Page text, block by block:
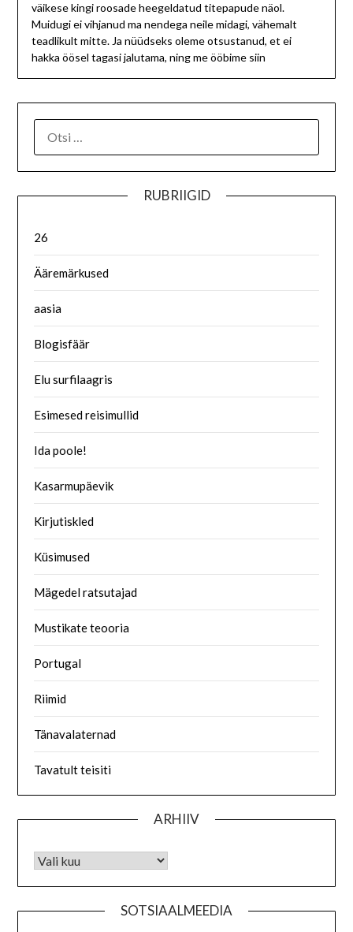
väikese kingi roosade heegeldatud titepapude näol.
Muidugi ei vihjanud ma nendega neile midagi, vähemalt
teadlikult mitte. Ja nüüdseks oleme otsustanud, et ei
hakka öösel tagasi jalutama, ning me ööbime siin
RUBRIIGID
26
Ääremärkused
aasia
Blogisfäär
Elu surfilaagris
Esimesed reisimullid
Ida poole!
Kasarmupäevik
Kirjutiskled
Küsimused
Mägedel ratsutajad
Mustikate teooria
Portugal
Riimid
Tänavalaternad
Tavatult teisiti
ARHIIV
SOTSIAALMEEDIA